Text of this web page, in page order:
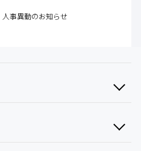
人事異動のお知らせ